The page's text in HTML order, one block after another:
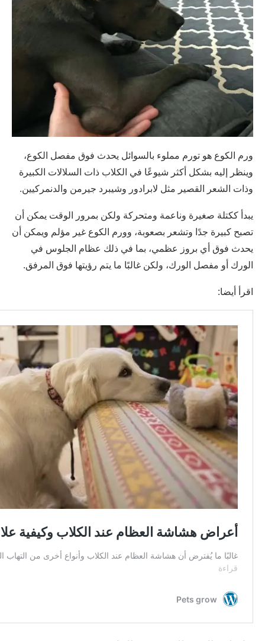
ورم الكوع هو تورم مملوء بالسوائل يحدث فوق مفصل الكوع،
وينظر إليه بشكل أكثر شيوعًا في الكلاب ذات السلالات الكبيرة
وذات الشعر القصير مثل لابرادور وشيبرد جيرمن والدنمركيين.
يبدأ ككتلة صغيرة وناعمة ومتحركة ولكن بمرور الوقت يمكن أن
تصبح كبيرة جدًا وتشعر بصعوبة، وورم الكوع غير مؤلم ويمكن أن
يحدث فوق أي بروز عظمي، بما في ذلك عظام الجلوس في
الورك أو مفصل الورك، ولكن غالبًا ما يتم رؤيتها فوق المرفق.
اقرأ أيضا: